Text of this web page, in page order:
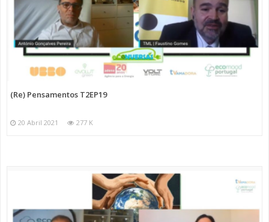
(Re) Pensamentos T2EP19
20 Abril 2021 277 K